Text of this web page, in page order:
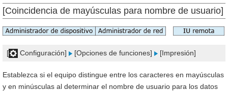
[Coincidencia de mayúsculas para nombre de usuario]
[ Configuración] [Opciones de funciones] [Impresión]
Establezca si el equipo distingue entre los caracteres en mayúsculas
y en minúsculas al determinar el nombre de usuario para los datos